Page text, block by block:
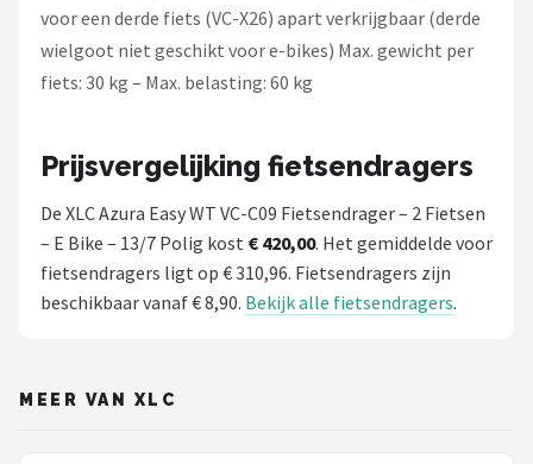
voor een derde fiets (VC-X26) apart verkrijgbaar (derde
wielgoot niet geschikt voor e-bikes) Max. gewicht per
fiets: 30 kg – Max. belasting: 60 kg
Prijsvergelijking fietsendragers
De XLC Azura Easy WT VC-C09 Fietsendrager – 2 Fietsen
– E Bike – 13/7 Polig kost € 420,00. Het gemiddelde voor
fietsendragers ligt op € 310,96. Fietsendragers zijn
beschikbaar vanaf € 8,90. Bekijk alle fietsendragers.
MEER VAN XLC